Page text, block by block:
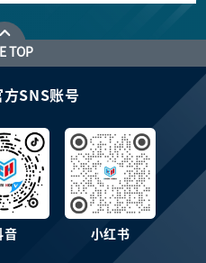
TOP
SNS账号
音 小红书